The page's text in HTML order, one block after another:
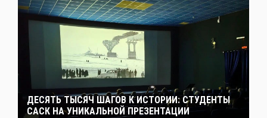
ДЕСЯТЬ ТЫСЯЧ ШАГОВ К ИСТОРИИ: СТУДЕНТЫ
САСК НА УНИКАЛЬНОЙ ПРЕЗЕНТАЦИИ